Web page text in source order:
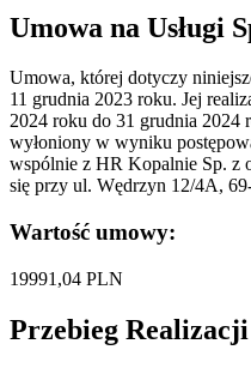
Umowa na Usługi
Umowa, której dotyczy
11 grudnia 2023 roku. Jej
2024 roku do 31 grudnia 2024
wyłoniony w wyniku
wspólnie z HR Kopalnie Sp. z
się przy ul. Wędrzyn 12/4A,
Wartość umowy:
19991,04 PLN
Przebieg